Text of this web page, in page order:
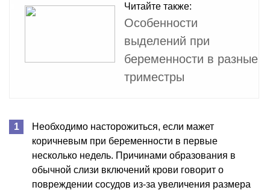
Читайте также:
Особенности
выделений при
беременности в разные
триместры
Необходимо насторожиться, если мажет
коричневым при беременности в первые
несколько недель. Причинами образования в
обычной слизи включений крови говорит о
повреждении сосудов из-за увеличения размера